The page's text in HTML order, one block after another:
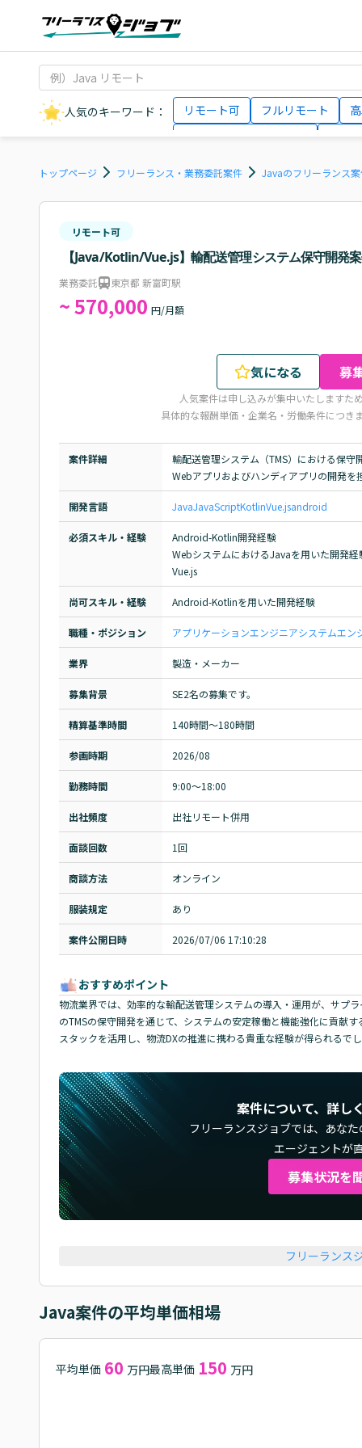
人気のキーワード： リモート可 フルリモート
AIエンジニア
トップページ フリーランス・業務委託案件 Javaのフリーランス
リモート可
【Java/Kotlin/Vue.js】輸配送管理システム保守開発
業務委託 東京都 新富町駅
~ 570,000 円/月額
気になる 募
人気案件は申し込みが集中いたしますた
具体的な報酬単価・企業名・労働条件につき
案件詳細
輸配送管理システム（TMS）における保
Webアプリおよびハンディアプリの開発を
開発言語 JavaJavaScriptKotlinVue.jsandroid
必須スキル・経験
Android-Kotlin開発経験
WebシステムにおけるJavaを用いた開発経
Vue.js
尚可スキル・経験 Android-Kotlinを用いた開発経験
職種・ポジション アプリケーションエンジニアシステムエン
業界 製造・メーカー
募集背景 SE2名の募集です。
精算基準時間 140時間〜180時間
参画時期 2026/08
勤務時間 9:00～18:00
出社頻度 出社リモート併用
面談回数 1回
商談方法 オンライン
服装規定 あり
案件公開日時 2026/07/06 17:10:28
おすすめポイント
物流業界では、効率的な輸配送管理システムの導入・運用が、サプ
のTMSの保守開発を通じて、システムの安定稼働と機能強化に貢献
スタックを活用し、物流DXの推進に携わる貴重な経験が得られるで
案件について、詳し
フリーランスジョブでは、 あな
エージェントが
募集状況を
フリーランス
Java案件の平均単価相場
平均単価 60 万円最高単価 150 万円